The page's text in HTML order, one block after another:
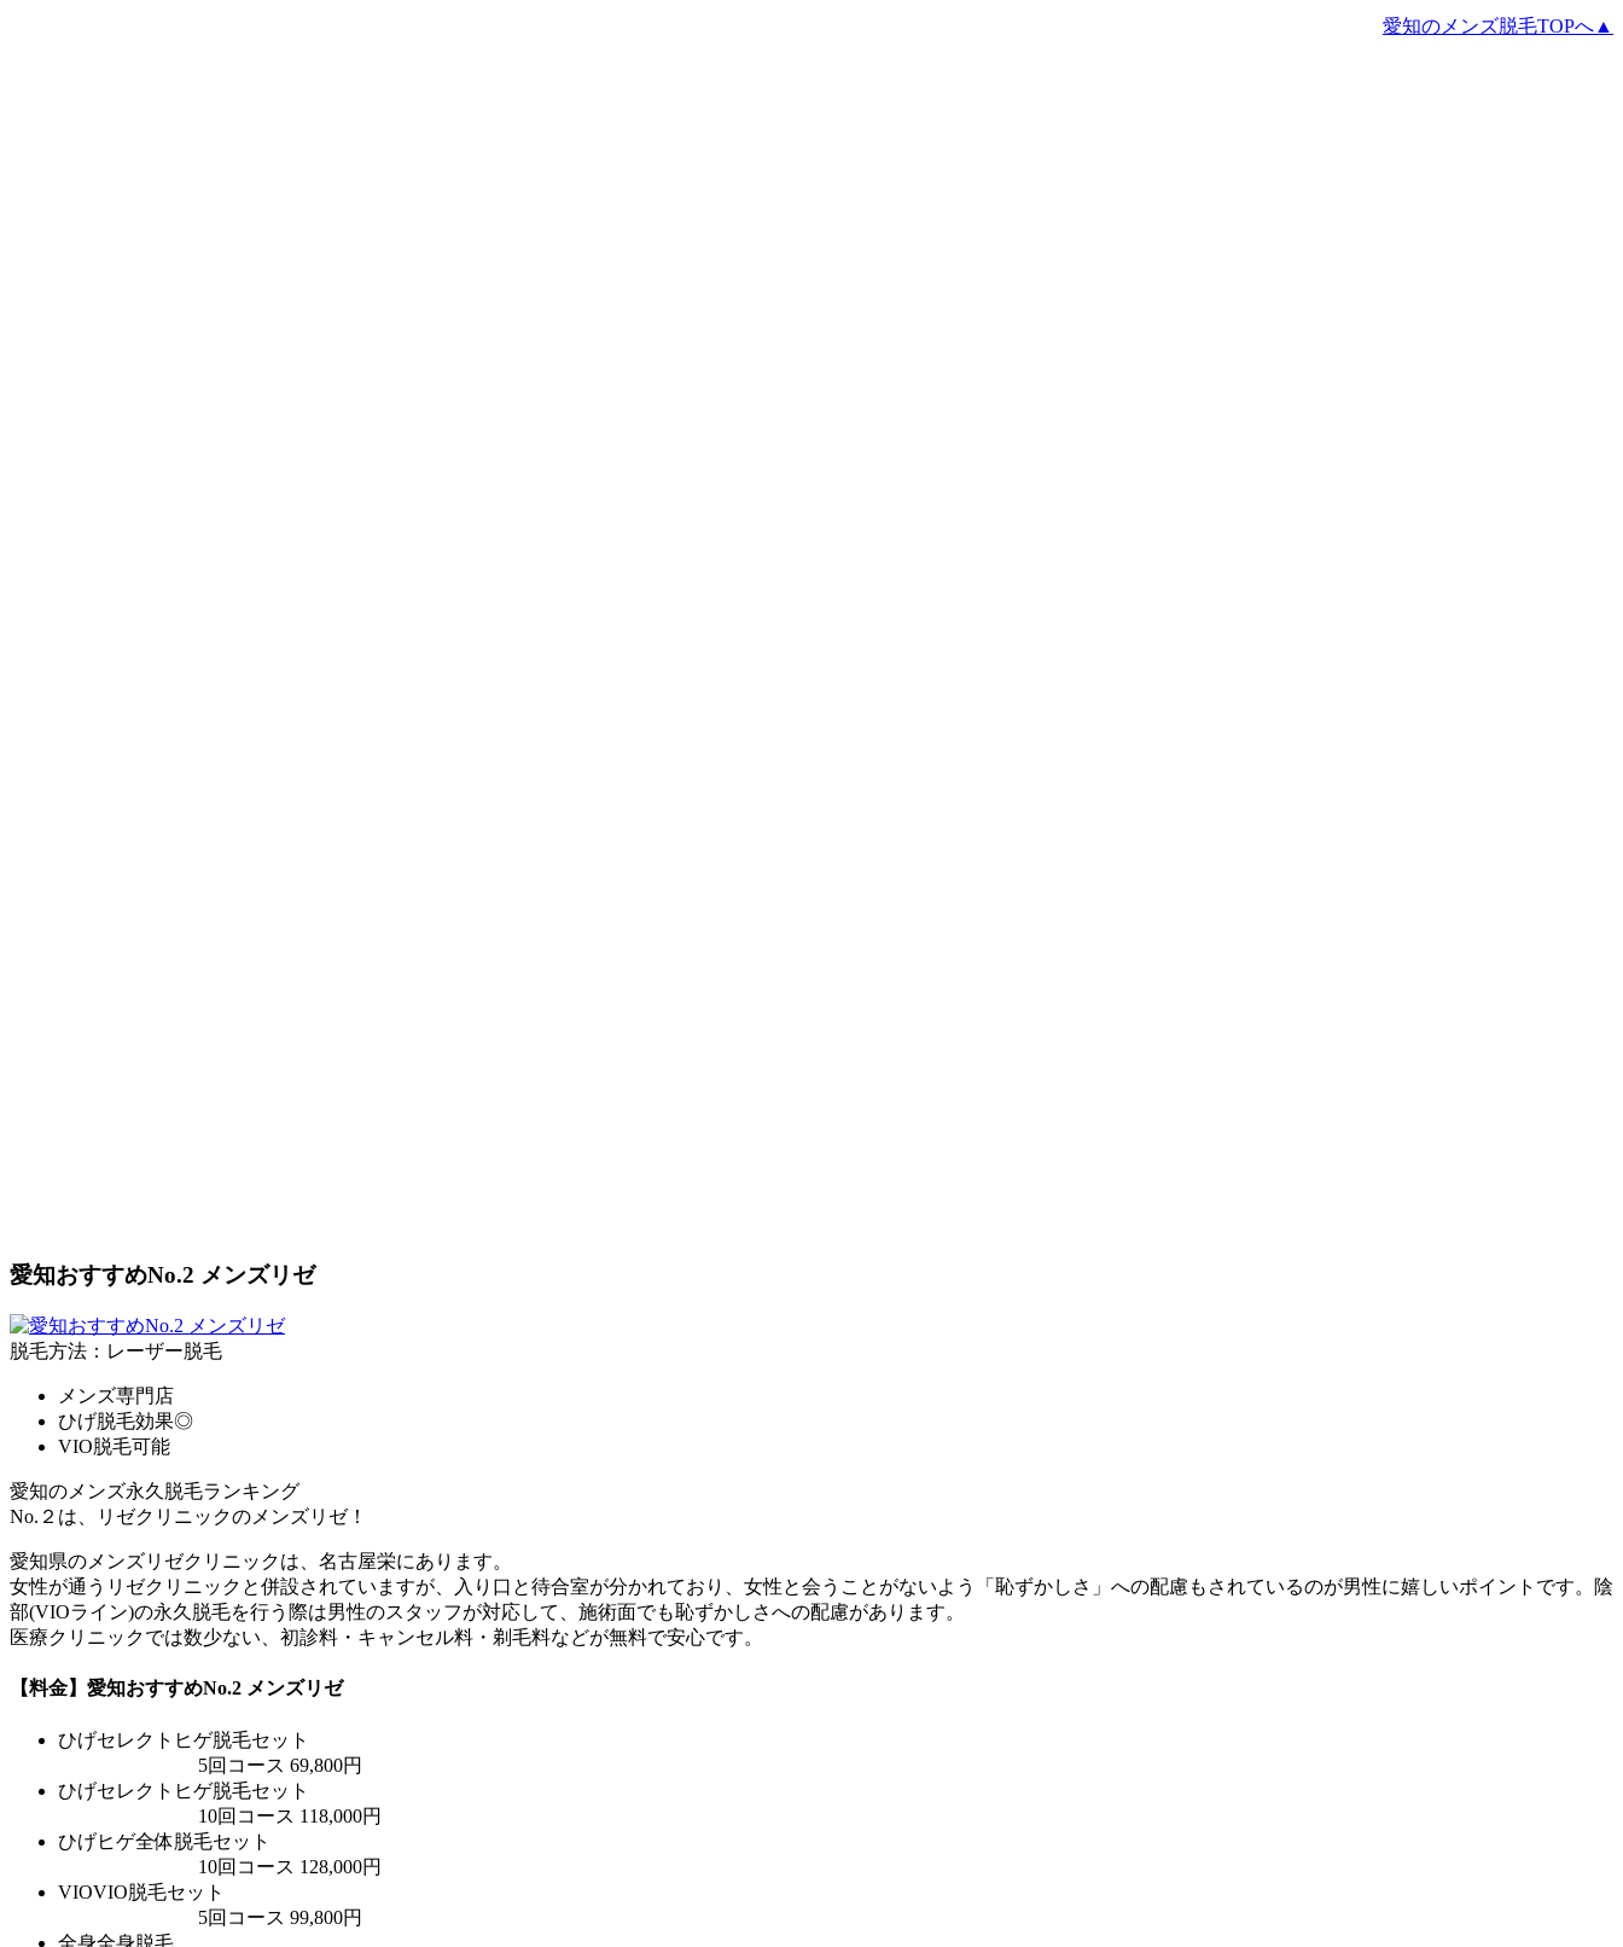
愛知のメンズ脱毛TOPへ▲
愛知おすすめNo.2 メンズリゼ
脱毛方法：レーザー脱毛
メンズ専門店
ひげ脱毛効果◎
VIO脱毛可能
愛知のメンズ永久脱毛ランキング
No.２は、リゼクリニックのメンズリゼ！
愛知県のメンズリゼクリニックは、名古屋栄にあります。
女性が通うリゼクリニックと併設されていますが、入り口と待合室が分かれており、女性と会うことがないよう「恥ずかしさ」への配慮もされているのが男性に嬉しいポイントです。陰
部(VIOライン)の永久脱毛を行う際は男性のスタッフが対応して、施術面でも恥ずかしさへの配慮があります。
医療クリニックでは数少ない、初診料・キャンセル料・剃毛料などが無料で安心です。
【料金】愛知おすすめNo.2 メンズリゼ
ひげセレクトヒゲ脱毛セット
5回コース 69,800円
ひげセレクトヒゲ脱毛セット
10回コース 118,000円
ひげヒゲ全体脱毛セット
10回コース 128,000円
VIOVIO脱毛セット
5回コース 99,800円
全身全身脱毛